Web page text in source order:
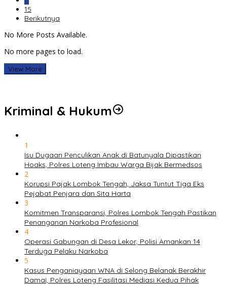
15
Berikutnya
No More Posts Available.
No more pages to load.
View More
Kriminal & Hukum
1
Isu Dugaan Penculikan Anak di Batunyala Dipastikan
Hoaks, Polres Loteng Imbau Warga Bijak Bermedsos
2
Korupsi Pajak Lombok Tengah, Jaksa Tuntut Tiga Eks
Pejabat Penjara dan Sita Harta
3
Komitmen Transparansi, Polres Lombok Tengah Pastikan
Penanganan Narkoba Profesional
4
Operasi Gabungan di Desa Lekor, Polisi Amankan 14
Terduga Pelaku Narkoba
5
Kasus Penganiayaan WNA di Selong Belanak Berakhir
Damai, Polres Loteng Fasilitasi Mediasi Kedua Pihak